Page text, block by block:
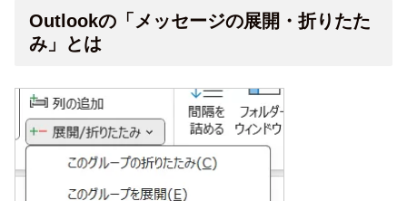
Outlookの「メッセージの展開・折りたた
み」とは